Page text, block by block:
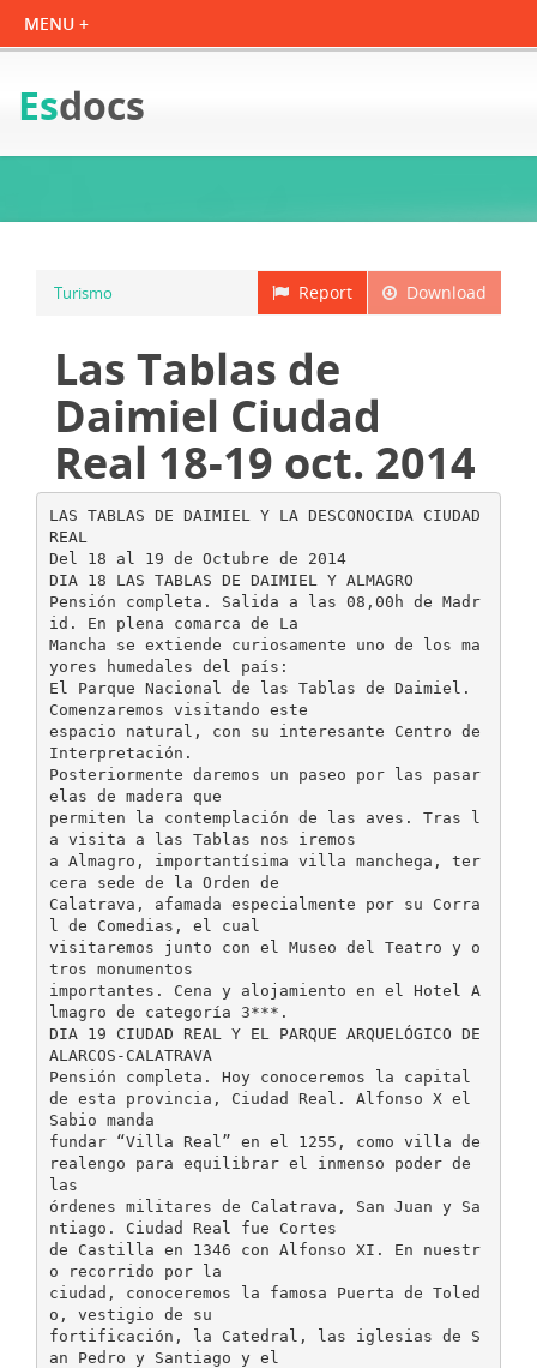
Esdocs
Download
Report
Turismo
Las Tablas de
Daimiel Ciudad
Real 18-19 oct. 2014
LAS TABLAS DE DAIMIEL Y LA DESCONOCIDA CIUDAD
REAL
Del 18 al 19 de Octubre de 2014
DIA 18 LAS TABLAS DE DAIMIEL Y ALMAGRO
Pensión completa. Salida a las 08,00h de Madr
id. En plena comarca de La
Mancha se extiende curiosamente uno de los ma
yores humedales del país:
El Parque Nacional de las Tablas de Daimiel.
Comenzaremos visitando este
espacio natural, con su interesante Centro de
Interpretación.
Posteriormente daremos un paseo por las pasar
elas de madera que
permiten la contemplación de las aves. Tras l
a visita a las Tablas nos iremos
a Almagro, importantísima villa manchega, ter
cera sede de la Orden de
Calatrava, afamada especialmente por su Corra
l de Comedias, el cual
visitaremos junto con el Museo del Teatro y o
tros monumentos
importantes. Cena y alojamiento en el Hotel A
lmagro de categoría 3***.
DIA 19 CIUDAD REAL Y EL PARQUE ARQUELÓGICO DE
ALARCOS-CALATRAVA
Pensión completa. Hoy conoceremos la capital
de esta provincia, Ciudad Real. Alfonso X el
Sabio manda
fundar “Villa Real” en el 1255, como villa de
realengo para equilibrar el inmenso poder de
las
órdenes militares de Calatrava, San Juan y Sa
ntiago. Ciudad Real fue Cortes
de Castilla en 1346 con Alfonso XI. En nuestr
o recorrido por la
ciudad, conoceremos la famosa Puerta de Toled
o, vestigio de su
fortificación, la Catedral, las iglesias de S
an Pedro y Santiago y el